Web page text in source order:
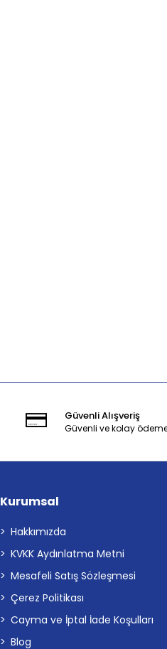
Güvenli Alışveriş
Güvenli ve kolay
Kurumsal
Hakkımızda
KVKK Aydınlatma Metni
Mesafeli Satış Sözleşmesi
Çerez Politikası
Cayma ve İptal İade Koşulları
Blog